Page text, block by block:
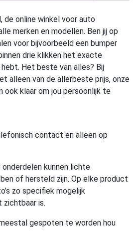
de online winkel voor auto
merken en modellen. Ben jij op
voor bijvoorbeeld een bumper
drie klikken het exacte
Het beste van alles? Bij
alleen van de allerbeste prijs, onze
ook klaar om jou persoonlijk te
contact en alleen op
kunnen lichte
of hersteld zijn. Op elke product
zo specifiek mogelijk
zichtbaar is.
gespoten te worden hou